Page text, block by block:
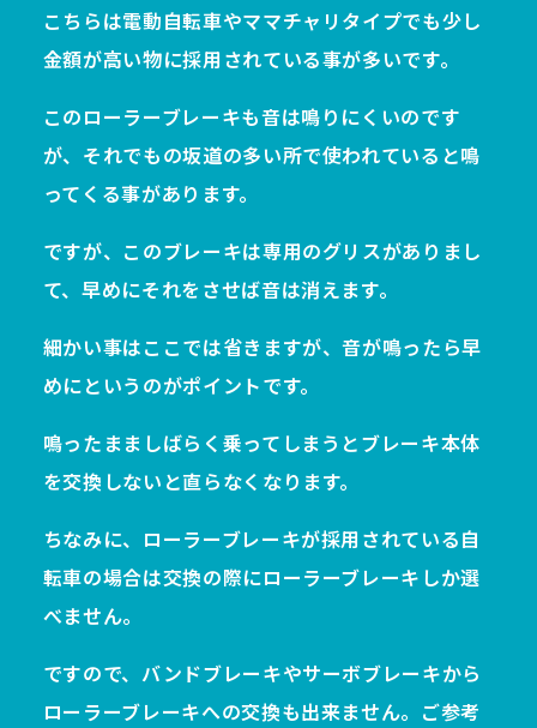
こちらは電動自転車やママチャリタイプでも少し
金額が高い物に採用されている事が多いです。
このローラーブレーキも音は鳴りにくいのです
が、それでもの坂道の多い所で使われていると鳴
ってくる事があります。
ですが、このブレーキは専用のグリスがありまし
て、早めにそれをさせば音は消えます。
細かい事はここでは省きますが、音が鳴ったら早
めにというのがポイントです。
鳴ったまましばらく乗ってしまうとブレーキ本体
を交換しないと直らなくなります。
ちなみに、ローラーブレーキが採用されている自
転車の場合は交換の際にローラーブレーキしか選
べません。
ですので、バンドブレーキやサーボブレーキから
ローラーブレーキへの交換も出来ません。ご参考